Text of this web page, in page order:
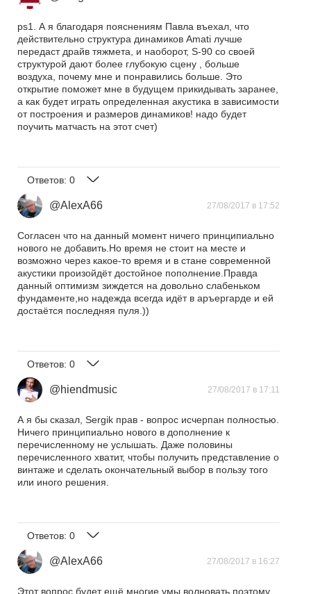
ps1. А я благодаря пояснениям Павла въехал, что
действительно структура динамиков Amati лучше
передаст драйв тяжмета, и наоборот, S-90 со своей
структурой дают более глубокую сцену , больше
воздуха, почему мне и понравились больше. Это
открытие поможет мне в будущем прикидывать заранее,
а как будет играть определенная акустика в зависимости
от построения и размеров динамиков! надо будет
поучить матчасть на этот счет)
Ответов: 0
@AlexA66 27/08/2017 в 17:52
Согласен что на данный момент ничего принципиально
нового не добавить.Но время не стоит на месте и
возможно через какое-то время и в стане современной
акустики произойдёт достойное пополнение.Правда
данный оптимизм зиждется на довольно слабеньком
фундаменте,но надежда всегда идёт в аръергарде и ей
достаётся последняя пуля.))
Ответов: 0
@hiendmusic 27/08/2017 в 17:11
А я бы сказал, Sergik прав - вопрос исчерпан полностью.
Ничего принципиально нового в дополнение к
перечисленному не услышать. Даже половины
перечисленного хватит, чтобы получить представление о
винтаже и сделать окончательный выбор в пользу того
или иного решения.
Ответов: 0
@AlexA66 27/08/2017 в 16:27
Этот вопрос будет ещё многие умы волновать поэтому